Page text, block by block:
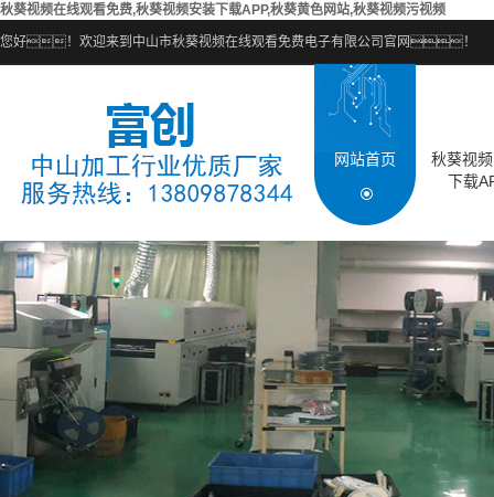
秋葵视频在线观看免费,秋葵视频安装下载APP,秋葵黄色网站,秋葵视频污视频
您好！欢迎来到中山市秋葵视频在线观看免费电子有限公司官网！
网站首页
秋葵视
下载
SMT贴
COB邦